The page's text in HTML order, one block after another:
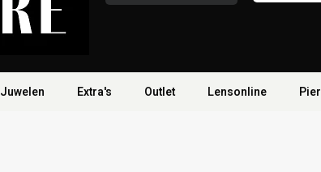
Juwelen Extra's Outlet Lensonline